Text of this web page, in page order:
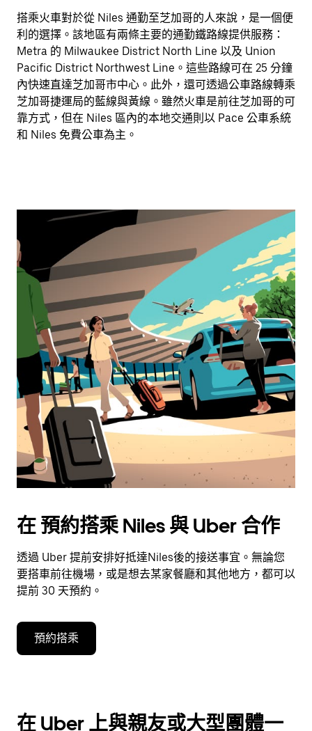
搭乘火車對於從 Niles 通勤至芝加哥的人來說，是一個便
利的選擇。該地區有兩條主要的通勤鐵路線提供服務：
Metra 的 Milwaukee District North Line 以及 Union
Pacific District Northwest Line。這些路線可在 25 分鐘
內快速直達芝加哥市中心。此外，還可透過公車路線轉乘
芝加哥捷運局的藍線與黃線。雖然火車是前往芝加哥的可
靠方式，但在 Niles 區內的本地交通則以 Pace 公車系統
和 Niles 免費公車為主。
在 預約搭乘 Niles 與 Uber 合作
透過 Uber 提前安排好抵達Niles後的接送事宜。無論您
要搭車前往機場，或是想去某家餐廳和其他地方，都可以
提前 30 天預約。
預約搭乘
在 Uber 上與親友或大型團體一